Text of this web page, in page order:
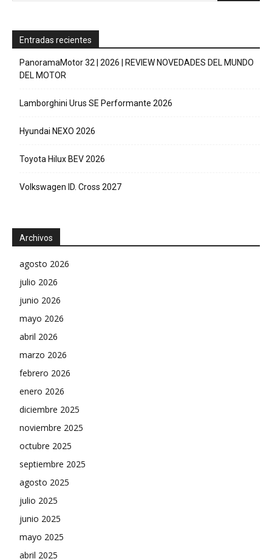
Entradas recientes
PanoramaMotor 32 | 2026 | REVIEW NOVEDADES DEL MUNDO
DEL MOTOR
Lamborghini Urus SE Performante 2026
Hyundai NEXO 2026
Toyota Hilux BEV 2026
Volkswagen ID. Cross 2027
Archivos
agosto 2026
julio 2026
junio 2026
mayo 2026
abril 2026
marzo 2026
febrero 2026
enero 2026
diciembre 2025
noviembre 2025
octubre 2025
septiembre 2025
agosto 2025
julio 2025
junio 2025
mayo 2025
abril 2025